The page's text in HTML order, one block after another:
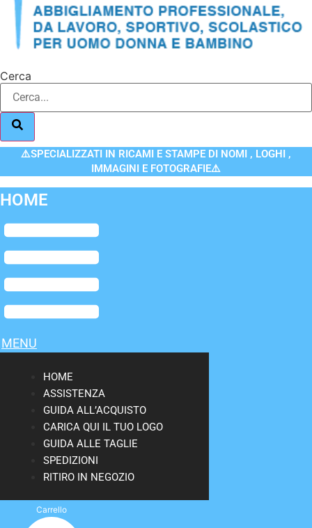
Cerca
⚠️SPECIALIZZATI IN RICAMI E STAMPE DI NOMI , LOGHI ,
IMMAGINI E FOTOGRAFIE⚠️
HOME
Flyout
Menu
MENU
HOME
ASSISTENZA
GUIDA ALL’ACQUISTO
CARICA QUI IL TUO LOGO
GUIDA ALLE TAGLIE
SPEDIZIONI
RITIRO IN NEGOZIO
Carrello